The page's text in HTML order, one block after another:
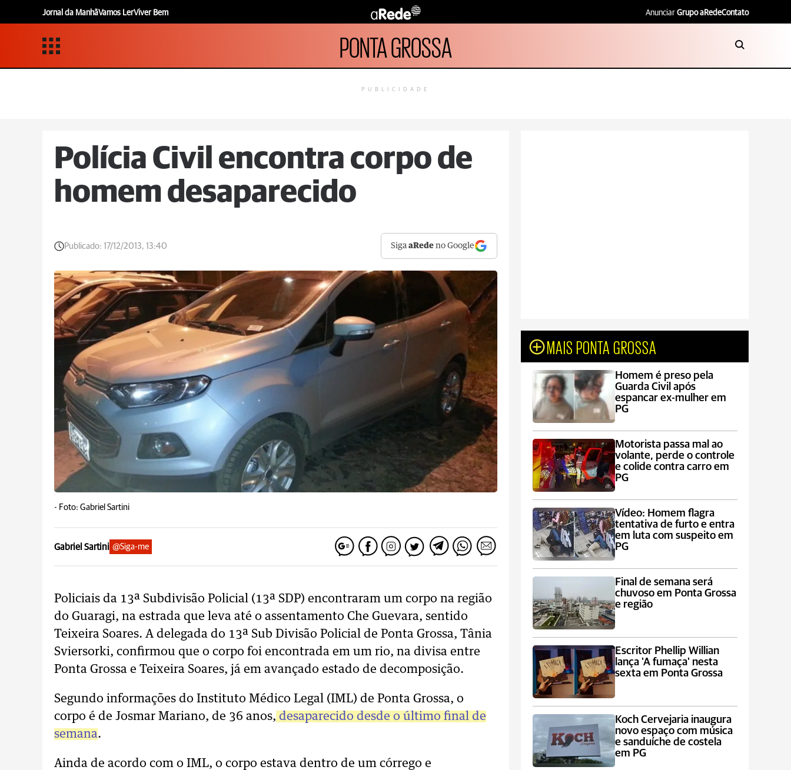
Jornal da ManhãVamos LerViver Bem Anunciar Grupo aRedeContato
PONTA GROSSA
PUBLICIDADE
Polícia Civil encontra corpo de
homem desaparecido
Publicado: 17/12/2013, 13:40 SigaaRede no Google
- Foto: Gabriel Sartini
Gabriel Sartini @Siga-me
Policiais da 13ª Subdivisão Policial (13ª SDP) encontraram um corpo na região
do Guaragi, na estrada que leva até o assentamento Che Guevara, sentido
Teixeira Soares. A delegada do 13ª Sub Divisão Policial de Ponta Grossa, Tânia
Sviersorki, confirmou que o corpo foi encontrada em um rio, na divisa entre
Ponta Grossa e Teixeira Soares, já em avançado estado de decomposição.
Segundo informações do Instituto Médico Legal (IML) de Ponta Grossa, o
corpo é de Josmar Mariano, de 36 anos, desaparecido desde o último final de
semana.
Ainda de acordo com o IML, o corpo estava dentro de um córrego e
MAIS PONTA GROSSA
Homem é preso pela
Guarda Civil após
espancar ex-mulher em
PG
Motorista passa mal ao
volante, perde o controle
e colide contra carro em
PG
Vídeo: Homem flagra
tentativa de furto e entra
em luta com suspeito em
PG
Final de semana será
chuvoso em Ponta Grossa
e região
Escritor Phellip Willian
lança 'A fumaça' nesta
sexta em Ponta Grossa
Koch Cervejaria inaugura
novo espaço com música
e sanduíche de costela
em PG